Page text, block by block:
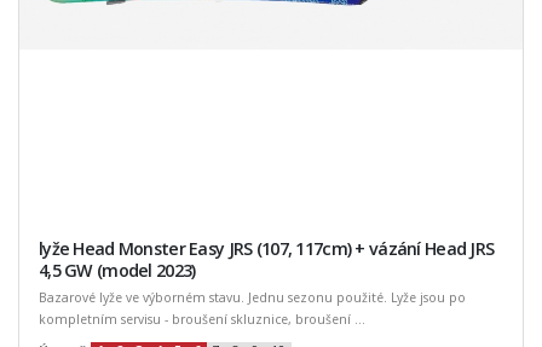
lyže Head Monster Easy JRS (107, 117cm) + vázání Head JRS
4,5 GW (model 2023)
Bazarové lyže ve výborném stavu. Jednu sezonu použité. Lyže jsou po
kompletním servisu - broušení skluznice, broušení ...